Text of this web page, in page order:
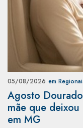
05/08/2026 em
Agosto
mãe que
em MG